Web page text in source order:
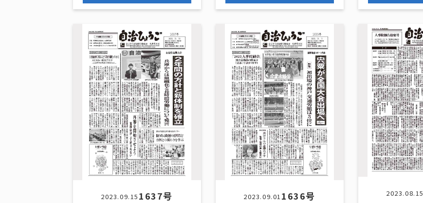
2023.09.15 1637号 2023.09.01 1636号 2023.08.15